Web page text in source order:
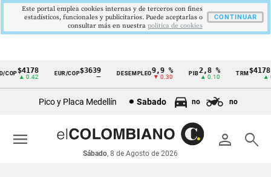
Cintillo
económicos
Colombia
$4178
▲ 0.42
EUR/COP$3639 DESEMPLEO 9,9 %
▼ 0.30
PIB2,8 %
▲ 0.10
TRM
▲
Pico y Placa Medellín Sabado no no
person search
Sábado, 8 de Agosto de 2026
menu
Este portal emplea cookies internas y de terceros con fines
estadísticos, funcionales y publicitarios. Puede aceptarlas o
consultar más en nuestra politica de cookies
CONTINUAR